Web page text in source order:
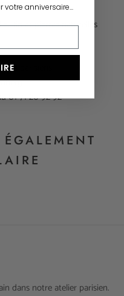
fin et pierres naturelles
parisiens
01 71 20 92 92
dans notre atelier parisien.
anniversaire...